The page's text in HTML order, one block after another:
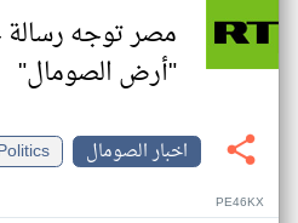
مصر توجه رسالة
"أرض الصومال"
اخبار الصومال
PE46KX